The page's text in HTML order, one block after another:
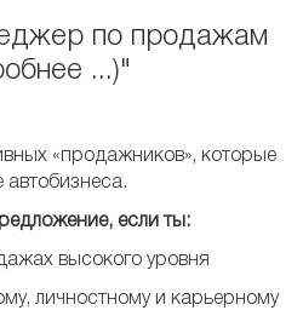
по продажам
...)"
«продажников», которые
автобизнеса.
если ты:
высокого уровня
личностному и карьерному